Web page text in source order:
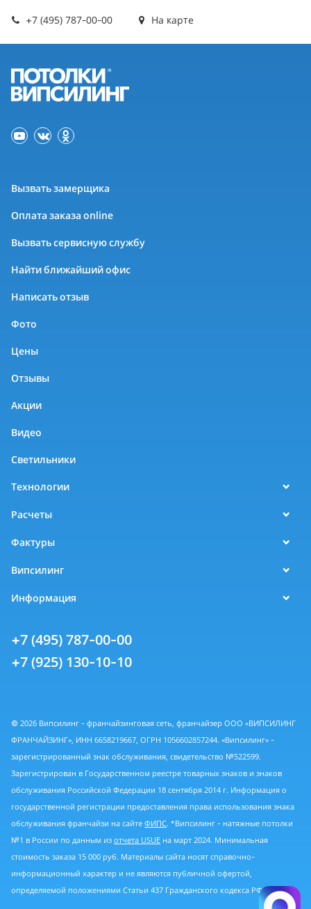
+7 (495) 787-00-00 На карте
Вызвать замерщика
Оплата заказа online
Вызвать сервисную службу
Найти ближайший офис
Написать отзыв
Фото
Цены
Отзывы
Акции
Видео
Светильники
Технологии
Расчеты
Фактуры
Випсилинг
Информация
+7 (495) 787-00-00
+7 (925) 130-10-10
© 2026 Випсилинг - франчайзинговая сеть, франчайзер ООО «ВИПСИЛИНГ
ФРАНЧАЙЗИНГ», ИНН 6658219667, ОГРН 1056602857244. «Випсилинг» -
зарегистрированный знак обслуживания, свидетельство №522599.
Зарегистрирован в Государственном реестре товарных знаков и знаков
обслуживания Российской Федерации 18 сентября 2014 г. Информация о
государственной регистрации предоставления права использования знака
обслуживания франчайзи на сайте ФИПС. *Випсилинг - натяжные потолки
№1 в России по данным из отчета USUE на март 2024. Минимальная
стоимость заказа 15 000 руб. Материалы сайта носят справочно-
информационный характер и не являются публичной офертой,
определяемой положениями Статьи 437 Гражданского кодекса РФ.